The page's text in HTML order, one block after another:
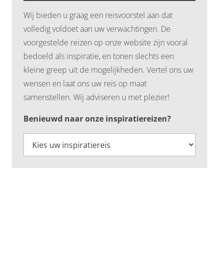
Wij bieden u graag een reisvoorstel aan dat
volledig voldoet aan uw verwachtingen. De
voorgestelde reizen op onze website zijn vooral
bedoeld als inspiratie, en tonen slechts een
kleine greep uit de mogelijkheden. Vertel ons uw
wensen en laat ons uw reis op maat
samenstellen. Wij adviseren u met plezier!
Benieuwd naar onze inspiratiereizen?